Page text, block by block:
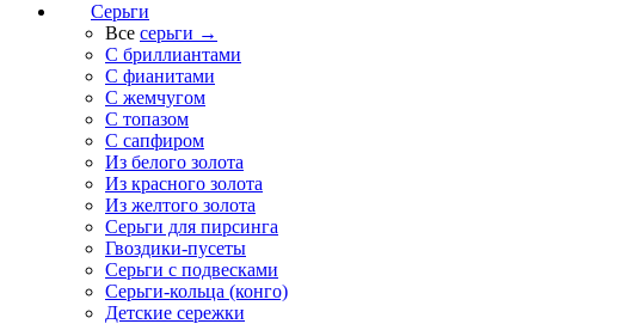
Серьги
Все серьги →
С бриллиантами
С фианитами
С жемчугом
С топазом
С сапфиром
Из белого золота
Из красного золота
Из желтого золота
Серьги для пирсинга
Гвоздики-пусеты
Серьги с подвесками
Серьги-кольца (конго)
Детские сережки